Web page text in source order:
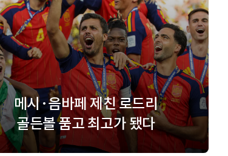
메시·음바페 제친 로드리
골든볼 품고 최고가 됐다